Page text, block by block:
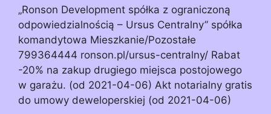
„Ronson Development spółka z ograniczoną
odpowiedzialnością – Ursus Centralny” spółka
komandytowa Mieszkanie/Pozostałe
799364444 ronson.pl/ursus-centralny/ Rabat
-20% na zakup drugiego miejsca postojowego
w garażu. (od 2021-04-06) Akt notarialny gratis
do umowy deweloperskiej (od 2021-04-06)